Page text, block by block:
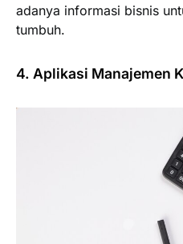
adanya informasi bisnis
tumbuh.
4. Aplikasi Manajemen